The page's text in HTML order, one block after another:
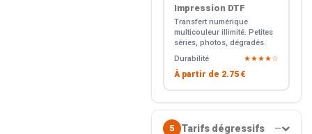
Impression DTF
Transfert numérique
multicouleur illimité. Petites
séries, photos, dégradés.
Durabilité
★★★★☆
À partir de 2.75 €
5 Tarifs dégressifs —